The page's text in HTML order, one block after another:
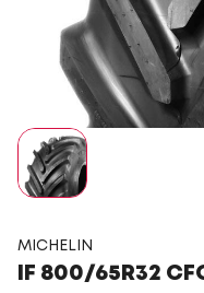
MICHELIN
IF 800/65R32